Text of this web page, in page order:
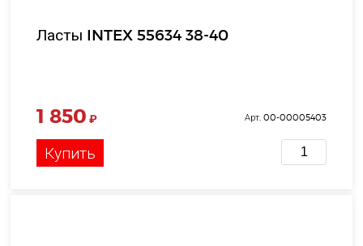
Ласты INTEX 55634 38-40
1 850 ₽ Арт. 00-00005403
Купить